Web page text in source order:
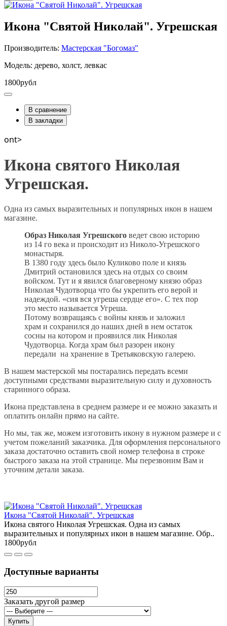
Икона "Святой Николай". Угрешская
Производитель: Мастерская "Богомаз"
Модель: дерево, холст, левкас
1800рубл
В сравнение
В закладки
ont>
Икона святого Николая
Угрешская.
Одна из самых выразительных и популярных икон в нашем
магазине.
Образ Николая Угрешского ведет свою историю
из 14 го века и происходит из Николо-Угрешского
монастыря.
В 1380 году здесь было Куликово поле и князь
Дмитрий остановился здесь на отдых со своим
войском. Тут и я явился благоверному князю образ
Николая Чудотворца что бы укрепить его верой и
надеждой. «сия вся угреша сердце его». С тех пор
это место называется Угреша.
Потому возвращаясь с войны князь и заложил
храм и сохранился до наших дней в нем остаток
сосны на котором и проявился лик Николая
Чудотворца. Когда храм был разорен икону
передали на хранение в Третьяковскую галерею.
В нашем мастерской мы постарались передать всеми
доступными средствами выразительную силу и духовность
старинного образа.
Икона представлена в среднем размере и ее можно заказать и
оплатить онлайн прямо на сайте.
Но мы, так же, можем изготовить икону в нужном размере и с
учетом пожеланий заказчика. Для оформления персонального
заказа достаточно оставить свой номер телефона в строке
быстрого заказа на этой странице. Мы перезвоним Вам и
уточним детали заказа.
Икона "Святой Николай". Угрешская
Икона святого Николая Угрешская. Одна из самых
выразительных и популярных икон в нашем магазине. Обр..
1800рубл
Доступные варианты
Заказать другой размер
Купить